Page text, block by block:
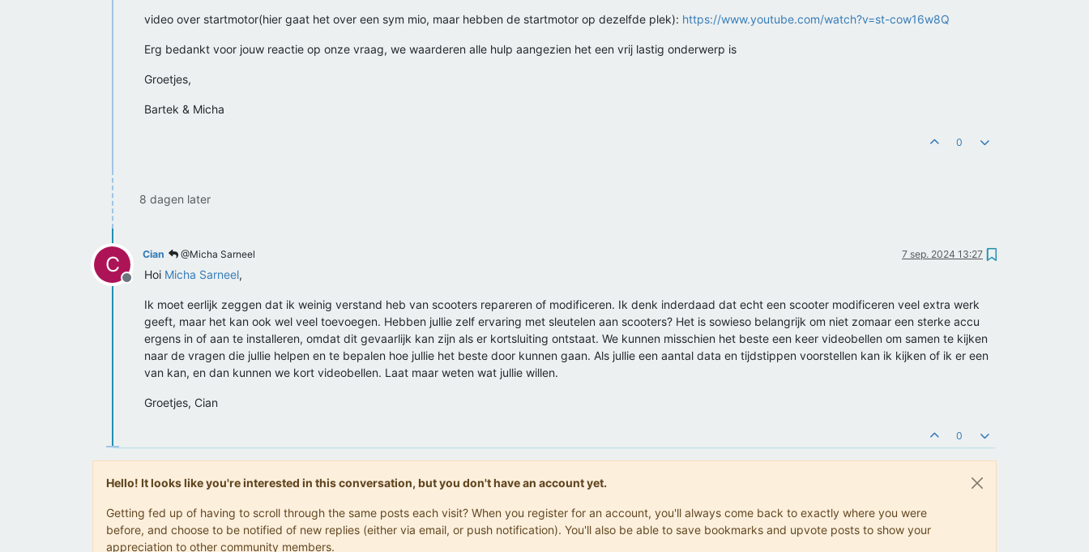
video over startmotor(hier gaat het over een sym mio, maar hebben de startmotor op dezelfde plek): https://www.youtube.com/watch?v=st-cow16w8Q
Erg bedankt voor jouw reactie op onze vraag, we waarderen alle hulp aangezien het een vrij lastig onderwerp is
Groetjes,
Bartek & Micha
0
8 dagen later
C
Offline
Cian @Micha Sarneel 7 sep. 2024 13:27
Hoi Micha Sarneel,
Ik moet eerlijk zeggen dat ik weinig verstand heb van scooters repareren of modificeren. Ik denk inderdaad dat echt een scooter modificeren veel extra werk
geeft, maar het kan ook wel veel toevoegen. Hebben jullie zelf ervaring met sleutelen aan scooters? Het is sowieso belangrijk om niet zomaar een sterke accu
ergens in of aan te installeren, omdat dit gevaarlijk kan zijn als er kortsluiting ontstaat. We kunnen misschien het beste een keer videobellen om samen te kijken
naar de vragen die jullie helpen en te bepalen hoe jullie het beste door kunnen gaan. Als jullie een aantal data en tijdstippen voorstellen kan ik kijken of ik er een
van kan, en dan kunnen we kort videobellen. Laat maar weten wat jullie willen.
Groetjes, Cian
0
Hello! It looks like you're interested in this conversation, but you don't have an account yet.
Getting fed up of having to scroll through the same posts each visit? When you register for an account, you'll always come back to exactly where you were
before, and choose to be notified of new replies (either via email, or push notification). You'll also be able to save bookmarks and upvote posts to show your
appreciation to other community members.